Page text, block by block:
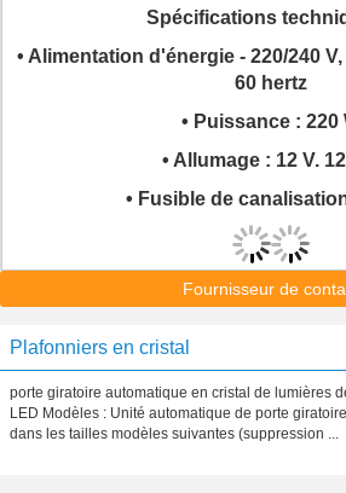
Spécifications
• Alimentation d'énergie - 220/240 V,
60 hertz
• Puissance : 220
• Allumage : 12 V.
• Fusible de
Fournisseur de
Plafonniers en cristal
porte giratoire automatique en cristal de lumières
LED Modèles : Unité automatique de porte
dans les tailles modèles suivantes (suppression ...